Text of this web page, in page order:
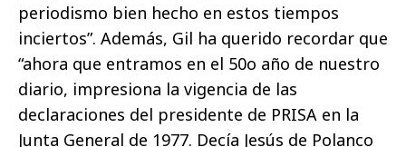
periodismo bien hecho en estos tiempos
inciertos”. Además, Gil ha querido recordar que
“ahora que entramos en el 50o año de nuestro
diario, impresiona la vigencia de las
declaraciones del presidente de PRISA en la
Junta General de 1977. Decía Jesús de Polanco